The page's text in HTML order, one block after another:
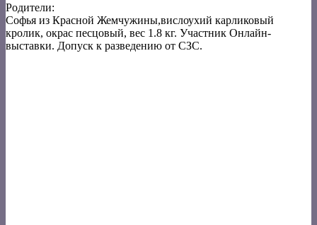
Родители:
Софья из Красной Жемчужины,вислоухий карликовый
кролик, окрас песцовый, вес 1.8 кг. Участник Онлайн-
выставки. Допуск к разведению от СЗС.